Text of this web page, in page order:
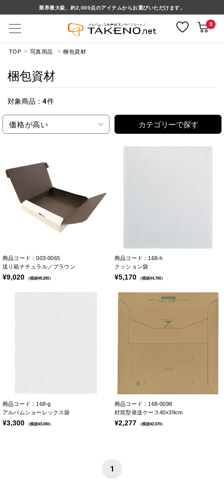
業界最大級、約2,000点のアイテムからお選びいただけます。
0
TOP 写真用品 梱包資材
梱包資材
対象商品： 4件
価格が高い カテゴリーで探す
商品コード：003-0065
送り箱ナチュラル／ブラウン
¥9,020 （税抜¥8,200）
商品コード：168-h
クッション袋
¥5,170 （税抜¥4,700）
商品コード：168-g
アルバムショーレックス袋
¥3,300 （税抜¥3,000）
商品コード：168-0098
封筒型発送ケース40×39cm
¥2,277 （税抜¥2,070）
1